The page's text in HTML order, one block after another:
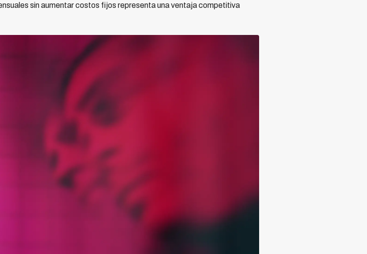
sin aumentar costos fijos representa una ventaja competitiva